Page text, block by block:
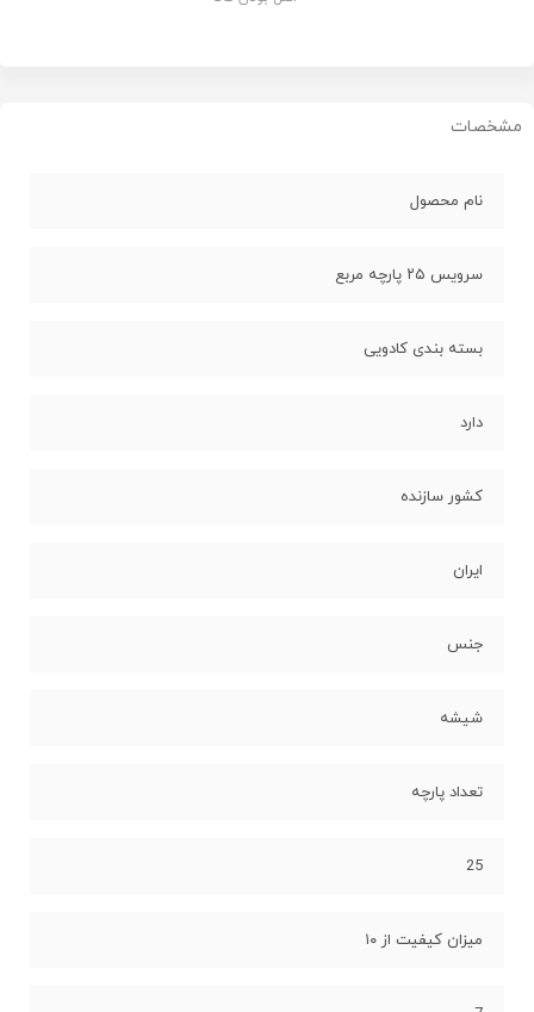
مشخصات
نام محصول
سرویس ۲۵ پارچه مربع
بسته بندی کادویی
دارد
کشور سازنده
ایران
جنس
شیشه
تعداد پارچه
25
میزان کیفیت از ۱۰